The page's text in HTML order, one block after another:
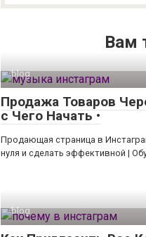
Вам
blog
Продажа Товаров
с Чего Начать •
Продающая страница в
нуля и сделать эффективной |
blog